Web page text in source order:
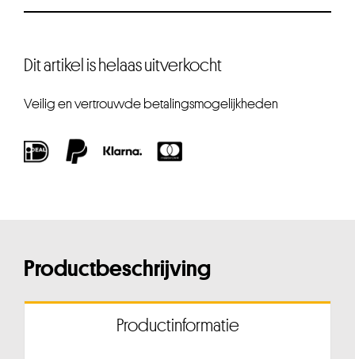
Dit artikel is helaas uitverkocht
Veilig en vertrouwde betalingsmogelijkheden
Productbeschrijving
Productinformatie